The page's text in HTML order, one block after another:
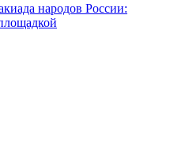
народов России: